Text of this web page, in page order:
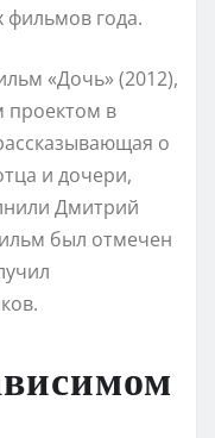
года.
«Дочь» (2012),
проектом в
о
и дочери,
Дмитрий
был отмечен